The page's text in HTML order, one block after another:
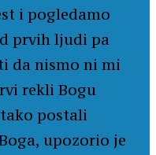
i pogledamo
prvih ljudi pa
da nismo ni mi
rekli Bogu
postali
upozorio je